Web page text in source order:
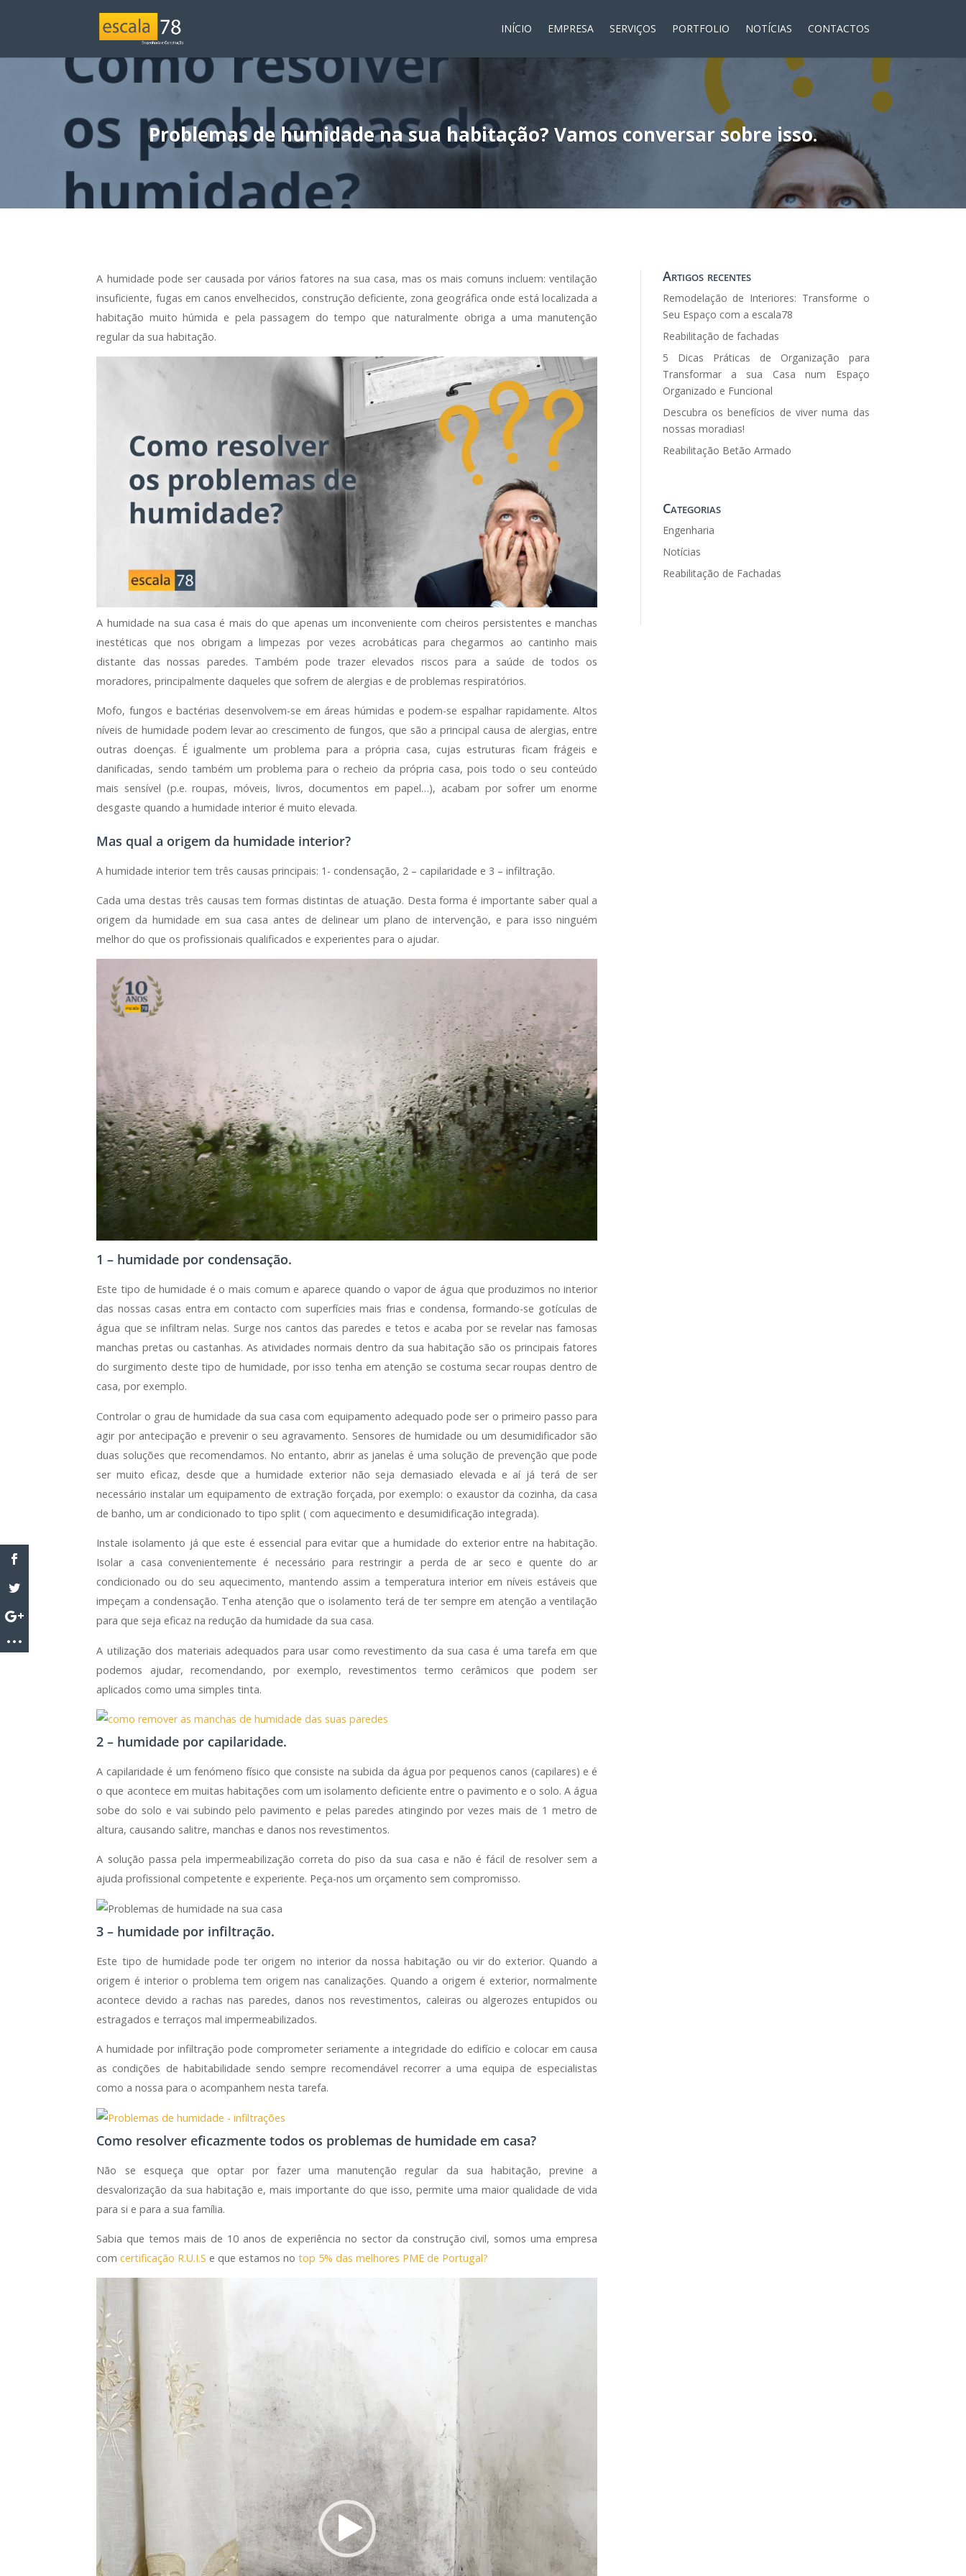
INÍCIO EMPRESA SERVIÇOS PORTFOLIO NOTÍCIAS CONTACTOS
Problemas de humidade na sua habitação? Vamos conversar sobre isso.
A humidade pode ser causada por vários fatores na sua casa, mas os mais comuns incluem: ventilação
insuficiente, fugas em canos envelhecidos, construção deficiente, zona geográfica onde está localizada a
habitação muito húmida e pela passagem do tempo que naturalmente obriga a uma manutenção
regular da sua habitação.
A humidade na sua casa é mais do que apenas um inconveniente com cheiros persistentes e manchas
inestéticas que nos obrigam a limpezas por vezes acrobáticas para chegarmos ao cantinho mais
distante das nossas paredes. Também pode trazer elevados riscos para a saúde de todos os
moradores, principalmente daqueles que sofrem de alergias e de problemas respiratórios.
Mofo, fungos e bactérias desenvolvem-se em áreas húmidas e podem-se espalhar rapidamente. Altos
níveis de humidade podem levar ao crescimento de fungos, que são a principal causa de alergias, entre
outras doenças. É igualmente um problema para a própria casa, cujas estruturas ficam frágeis e
danificadas, sendo também um problema para o recheio da própria casa, pois todo o seu conteúdo
mais sensível (p.e. roupas, móveis, livros, documentos em papel…), acabam por sofrer um enorme
desgaste quando a humidade interior é muito elevada.
Mas qual a origem da humidade interior?
A humidade interior tem três causas principais: 1- condensação, 2 – capilaridade e 3 – infiltração.
Cada uma destas três causas tem formas distintas de atuação. Desta forma é importante saber qual a
origem da humidade em sua casa antes de delinear um plano de intervenção, e para isso ninguém
melhor do que os profissionais qualificados e experientes para o ajudar.
1 – humidade por condensação.
Este tipo de humidade é o mais comum e aparece quando o vapor de água que produzimos no interior
das nossas casas entra em contacto com superfícies mais frias e condensa, formando-se gotículas de
água que se infiltram nelas. Surge nos cantos das paredes e tetos e acaba por se revelar nas famosas
manchas pretas ou castanhas. As atividades normais dentro da sua habitação são os principais fatores
do surgimento deste tipo de humidade, por isso tenha em atenção se costuma secar roupas dentro de
casa, por exemplo.
Controlar o grau de humidade da sua casa com equipamento adequado pode ser o primeiro passo para
agir por antecipação e prevenir o seu agravamento. Sensores de humidade ou um desumidificador são
duas soluções que recomendamos. No entanto, abrir as janelas é uma solução de prevenção que pode
ser muito eficaz, desde que a humidade exterior não seja demasiado elevada e aí já terá de ser
necessário instalar um equipamento de extração forçada, por exemplo: o exaustor da cozinha, da casa
de banho, um ar condicionado to tipo split ( com aquecimento e desumidificação integrada).
Instale isolamento já que este é essencial para evitar que a humidade do exterior entre na habitação.
Isolar a casa convenientemente é necessário para restringir a perda de ar seco e quente do ar
condicionado ou do seu aquecimento, mantendo assim a temperatura interior em níveis estáveis que
impeçam a condensação. Tenha atenção que o isolamento terá de ter sempre em atenção a ventilação
para que seja eficaz na redução da humidade da sua casa.
A utilização dos materiais adequados para usar como revestimento da sua casa é uma tarefa em que
podemos ajudar, recomendando, por exemplo, revestimentos termo cerâmicos que podem ser
aplicados como uma simples tinta.
2 – humidade por capilaridade.
A capilaridade é um fenómeno físico que consiste na subida da água por pequenos canos (capilares) e é
o que acontece em muitas habitações com um isolamento deficiente entre o pavimento e o solo. A água
sobe do solo e vai subindo pelo pavimento e pelas paredes atingindo por vezes mais de 1 metro de
altura, causando salitre, manchas e danos nos revestimentos.
A solução passa pela impermeabilização correta do piso da sua casa e não é fácil de resolver sem a
ajuda profissional competente e experiente. Peça-nos um orçamento sem compromisso.
3 – humidade por infiltração.
Este tipo de humidade pode ter origem no interior da nossa habitação ou vir do exterior. Quando a
origem é interior o problema tem origem nas canalizações. Quando a origem é exterior, normalmente
acontece devido a rachas nas paredes, danos nos revestimentos, caleiras ou algerozes entupidos ou
estragados e terraços mal impermeabilizados.
A humidade por infiltração pode comprometer seriamente a integridade do edifício e colocar em causa
as condições de habitabilidade sendo sempre recomendável recorrer a uma equipa de especialistas
como a nossa para o acompanhem nesta tarefa.
Como resolver eficazmente todos os problemas de humidade em casa?
Não se esqueça que optar por fazer uma manutenção regular da sua habitação, previne a
desvalorização da sua habitação e, mais importante do que isso, permite uma maior qualidade de vida
para si e para a sua família.
Sabia que temos mais de 10 anos de experiência no sector da construção civil, somos uma empresa
comcertificação R.U.I.S e que estamos notop 5% das melhores PME de Portugal?
de
vídeo
Artigos recentes
Remodelação de Interiores: Transforme o
Seu Espaço com a escala78
Reabilitação de fachadas
5 Dicas Práticas de Organização para
Transformar a sua Casa num Espaço
Organizado e Funcional
Descubra os benefícios de viver numa das
nossas moradias!
Reabilitação Betão Armado
Categorias
Engenharia
Notícias
Reabilitação de Fachadas